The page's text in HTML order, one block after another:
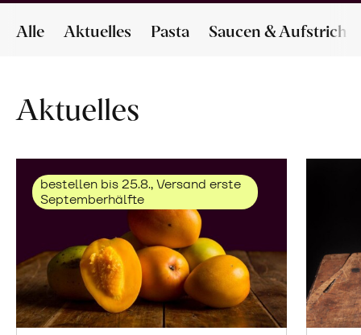
Alle Aktuelles Pasta Saucen & Aufstriche
Aktuelles
bestellen bis 25.8., Versand erste
Septemberhälfte